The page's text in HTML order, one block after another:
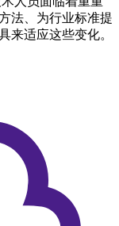
法、为行业标准提
来适应这些变化。